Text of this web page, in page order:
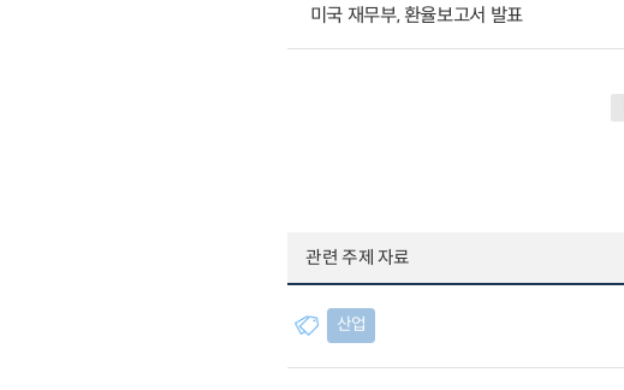
미국 재무부, 환율보고서 발표
관련 주제 자료
산업